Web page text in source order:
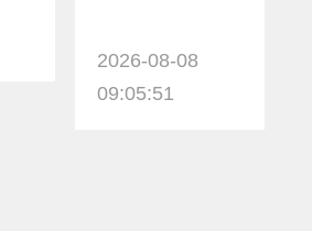
2026-08-08
09:05:51